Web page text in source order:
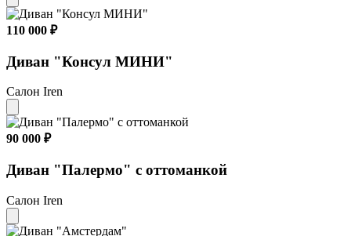
110 000 ₽
Диван "Консул МИНИ"
Салон Iren
90 000 ₽
Диван "Палермо" с оттоманкой
Салон Iren